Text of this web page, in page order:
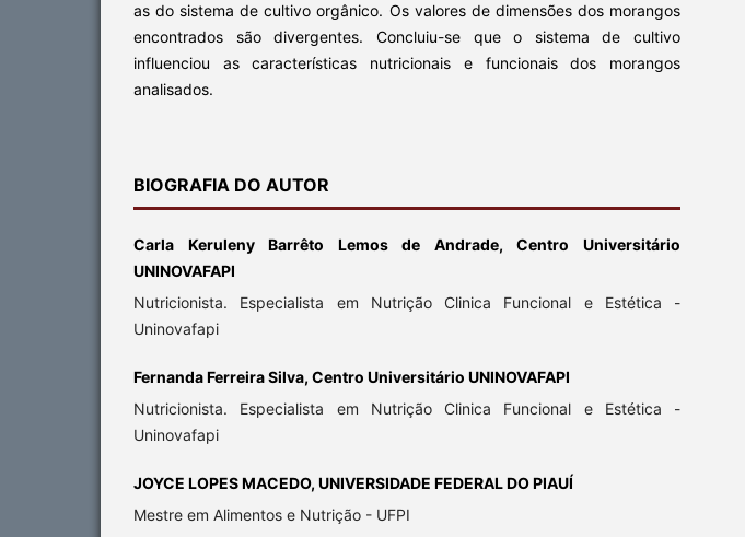
as do sistema de cultivo orgânico. Os valores de dimensões dos morangos
encontrados são divergentes. Concluiu-se que o sistema de cultivo
influenciou as características nutricionais e funcionais dos morangos
analisados.
BIOGRAFIA DO AUTOR
Carla Keruleny Barrêto Lemos de Andrade, Centro Universitário
UNINOVAFAPI
Nutricionista. Especialista em Nutrição Clinica Funcional e Estética -
Uninovafapi
Fernanda Ferreira Silva, Centro Universitário UNINOVAFAPI
Nutricionista. Especialista em Nutrição Clinica Funcional e Estética -
Uninovafapi
JOYCE LOPES MACEDO, UNIVERSIDADE FEDERAL DO PIAUÍ
Mestre em Alimentos e Nutrição - UFPI